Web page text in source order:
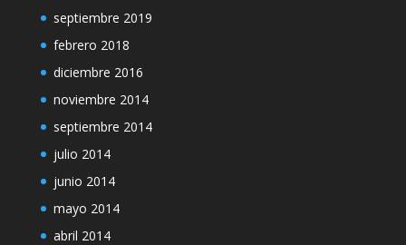
septiembre 2019
febrero 2018
diciembre 2016
noviembre 2014
septiembre 2014
julio 2014
junio 2014
mayo 2014
abril 2014